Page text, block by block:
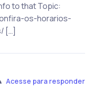
to that Topic:
os-horarios-
[…]
Acesse para responder